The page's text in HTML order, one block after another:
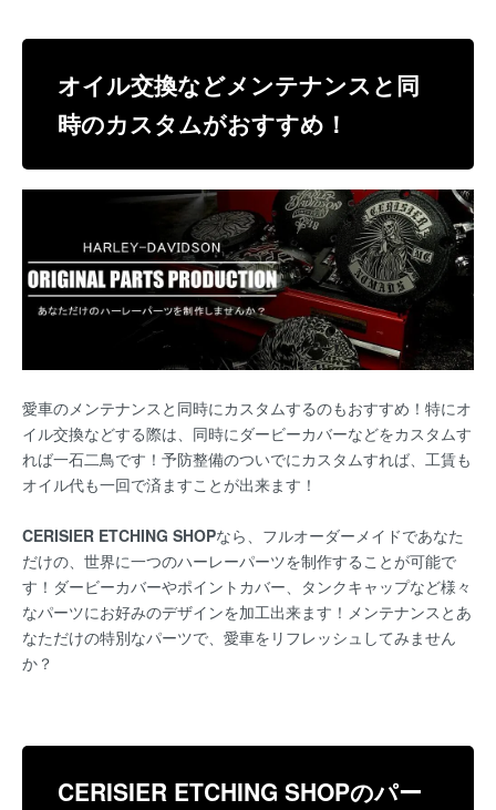
オイル交換などメンテナンスと同
時のカスタムがおすすめ！
愛車のメンテナンスと同時にカスタムするのもおすすめ！特にオ
イル交換などする際は、同時にダービーカバーなどをカスタムす
れば一石二鳥です！予防整備のついでにカスタムすれば、工賃も
オイル代も一回で済ますことが出来ます！
CERISIER ETCHING SHOPなら、フルオーダーメイドであなた
だけの、世界に一つのハーレーパーツを制作することが可能で
す！ダービーカバーやポイントカバー、タンクキャップなど様々
なパーツにお好みのデザインを加工出来ます！メンテナンスとあ
なただけの特別なパーツで、愛車をリフレッシュしてみません
か？
CERISIER ETCHING SHOPのパー